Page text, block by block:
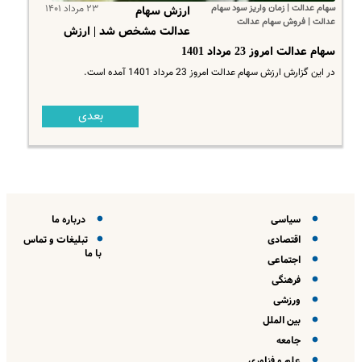
سهام عدالت | زمان واریز سود سهام
عدالت | فروش سهام عدالت
۲۳ مرداد ۱۴۰۱
ارزش سهام
عدالت مشخص شد | ارزش
سهام عدالت امروز 23 مرداد 1401
در این گزارش ارزش سهام عدالت امروز 23 مرداد 1401 آمده است.
بعدی
سیاسی
اقتصادی
اجتماعی
فرهنگی
ورزشی
بین الملل
جامعه
درباره ما
تبلیغات و تماس
با ما